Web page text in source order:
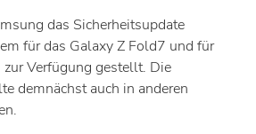
das Sicherheitsupdate
für das Galaxy Z Fold7 und für
Verfügung gestellt. Die
demnächst auch in anderen